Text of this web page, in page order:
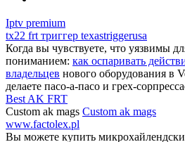
Iptv premium
tx22 frt триггер texastriggerusa
Когда вы чувствуете, что уязвимы
пониманием: как оспаривать
владельцев нового оборудования в
делаете пасо-а-пасо и грех-
Best AK FRT
Custom ak mags Custom ak mags
www.factolex.pl
Вы можете купить